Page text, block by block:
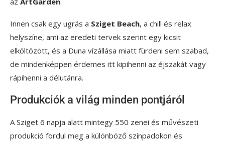
Innen csak egy ugrás a Sziget Beach, a chill és relax
helyszíne, ami az eredeti tervek szerint egy kicsit
elköltözött, és a Duna vízállása miatt fürdeni sem szabad,
de mindenképpen érdemes itt kipihenni az éjszakát vagy
rápihenni a délutánra.
Produkciók a világ minden pontjáról
A Sziget 6 napja alatt mintegy 550 zenei és művészeti
produkció fordul meg a különböző színpadokon és